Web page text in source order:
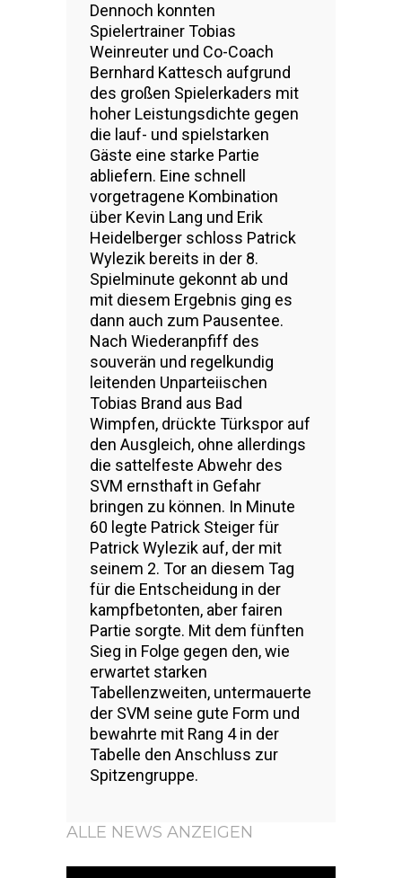
Dennoch konnten
Spielertrainer Tobias
Weinreuter und Co-Coach
Bernhard Kattesch aufgrund
des großen Spielerkaders mit
hoher Leistungsdichte gegen
die lauf- und spielstarken
Gäste eine starke Partie
abliefern. Eine schnell
vorgetragene Kombination
über Kevin Lang und Erik
Heidelberger schloss Patrick
Wylezik bereits in der 8.
Spielminute gekonnt ab und
mit diesem Ergebnis ging es
dann auch zum Pausentee.
Nach Wiederanpfiff des
souverän und regelkundig
leitenden Unparteiischen
Tobias Brand aus Bad
Wimpfen, drückte Türkspor auf
den Ausgleich, ohne allerdings
die sattelfeste Abwehr des
SVM ernsthaft in Gefahr
bringen zu können. In Minute
60 legte Patrick Steiger für
Patrick Wylezik auf, der mit
seinem 2. Tor an diesem Tag
für die Entscheidung in der
kampfbetonten, aber fairen
Partie sorgte. Mit dem fünften
Sieg in Folge gegen den, wie
erwartet starken
Tabellenzweiten, untermauerte
der SVM seine gute Form und
bewahrte mit Rang 4 in der
Tabelle den Anschluss zur
Spitzengruppe.
ALLE NEWS ANZEIGEN